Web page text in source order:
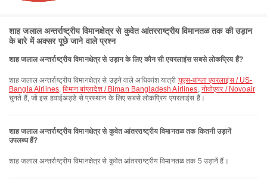
शाह जलाल अन्तर्राष्ट्रीय विमानक्षेत्र से कुवेत आंतरराष्ट्रीय विमानतळ तक की उड़ान
के बारे में अक्सर पूछे जाने वाले प्रश्न
शाह जलाल अन्तर्राष्ट्रीय विमानक्षेत्र से उड़ान के लिए कौन सी एयरलाइंस सबसे लोकप्रिय हैं?
शाह जलाल अन्तर्राष्ट्रीय विमानक्षेत्र से उड़ने वाले अधिकांश यात्री यूएस-बांग्ला एयरलाइंस / US-
Bangla Airlines,बिमान बांग्लादेश / Biman Bangladesh Airlines, नोवोएयर / Novoair
चुनते हैं, जो इस हवाईअड्डे से प्रस्थान के लिए सबसे लोकप्रिय एयरलाइंस हैं।
शाह जलाल अन्तर्राष्ट्रीय विमानक्षेत्र से कुवेत आंतरराष्ट्रीय विमानतळ तक कितनी उड़ानें
उपलब्ध हैं?
शाह जलाल अन्तर्राष्ट्रीय विमानक्षेत्र से कुवेत आंतरराष्ट्रीय विमानतळ तक 5 उड़ानें हैं।